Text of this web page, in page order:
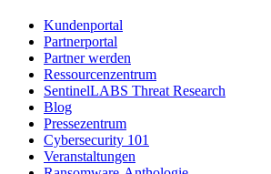
Kundenportal
Partnerportal
Partner werden
Ressourcenzentrum
SentinelLABS Threat Research
Blog
Pressezentrum
Cybersecurity 101
Veranstaltungen